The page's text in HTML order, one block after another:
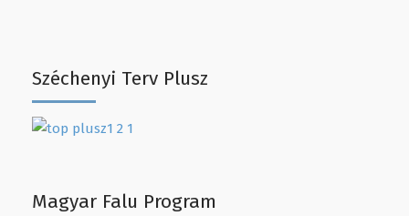
Széchenyi Terv Plusz
Magyar Falu Program